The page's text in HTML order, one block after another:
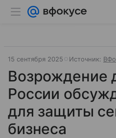
15 сентября 2025 Источник:
Возрождение
России
для защиты
бизнеса